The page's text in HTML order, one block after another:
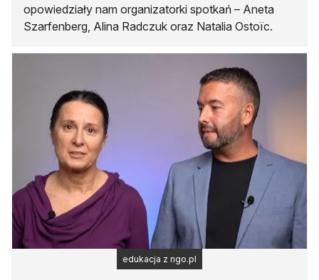
opowiedziały nam organizatorki spotkań – Aneta
Szarfenberg, Alina Radczuk oraz Natalia Ostoïc.
edukacja z ngo.pl